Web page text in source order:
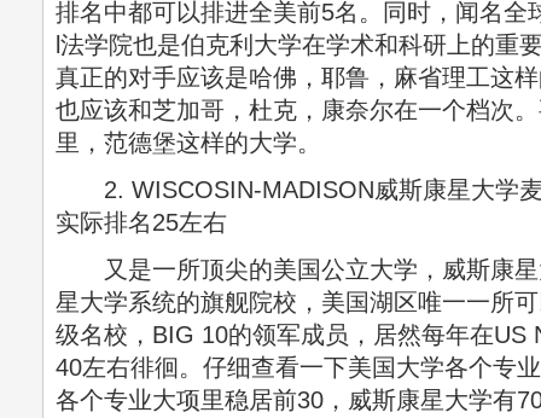
排名中都可以排进全美前5名。同时，闻名全
l法学院也是伯克利大学在学术和科研上的重
真正的对手应该是哈佛，耶鲁，麻省理工这
也应该和芝加哥，杜克，康奈尔在一个档次
里，范德堡这样的大学。
2. WISCOSIN-MADISON威斯康星大学
实际排名25左右
又是一所顶尖的美国公立大学，威斯康星
星大学系统的旗舰院校，美国湖区唯一一所
级名校，BIG 10的领军成员，居然每年在US
40左右徘徊。仔细查看一下美国大学各个专
各个专业大项里稳居前30，威斯康星大学有